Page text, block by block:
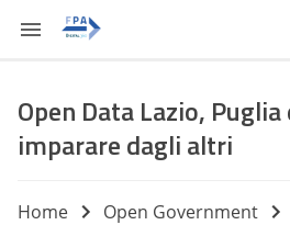
Open Data Lazio, Puglia
imparare dagli altri
Home Open Government